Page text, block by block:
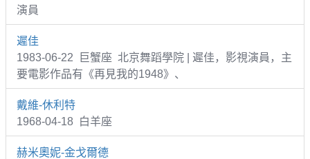
演員
遲佳
1983-06-22 巨蟹座 北京舞蹈學院 | 遲佳，影視演員，主
要電影作品有《再見我的1948》、
戴維-休利特
1968-04-18 白羊座
赫米奧妮-金戈爾德